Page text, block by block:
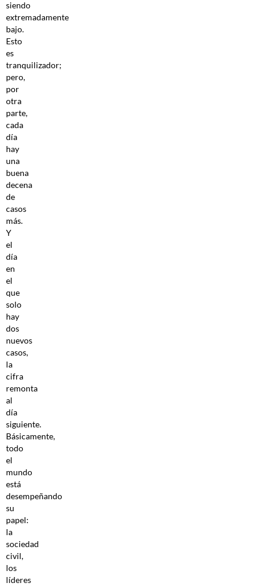
siendo
extremadamente
bajo.
Esto
es
tranquilizador;
pero,
por
otra
parte,
cada
día
hay
una
buena
decena
de
casos
más.
Y
el
día
en
el
que
solo
hay
dos
nuevos
casos,
la
cifra
remonta
al
día
siguiente.
Básicamente,
todo
el
mundo
está
desempeñando
su
papel:
la
sociedad
civil,
los
líderes